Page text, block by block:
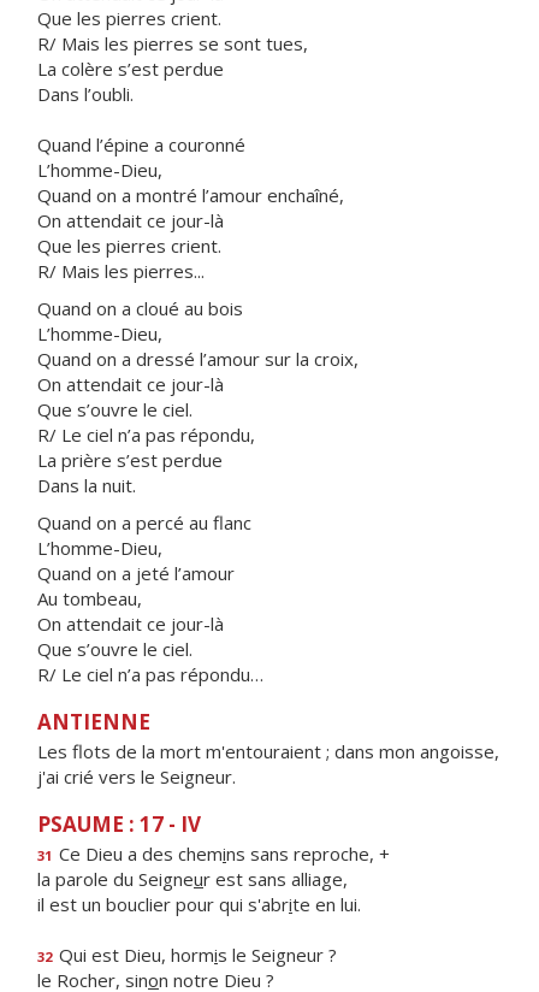
Que les pierres crient.
R/ Mais les pierres se sont tues,
La colère s’est perdue
Dans l’oubli.
Quand l’épine a couronné
L’homme-Dieu,
Quand on a montré l’amour enchaîné,
On attendait ce jour-là
Que les pierres crient.
R/ Mais les pierres...
Quand on a cloué au bois
L’homme-Dieu,
Quand on a dressé l’amour sur la croix,
On attendait ce jour-là
Que s’ouvre le ciel.
R/ Le ciel n’a pas répondu,
La prière s’est perdue
Dans la nuit.
Quand on a percé au flanc
L’homme-Dieu,
Quand on a jeté l’amour
Au tombeau,
On attendait ce jour-là
Que s’ouvre le ciel.
R/ Le ciel n’a pas répondu…
ANTIENNE
Les flots de la mort m'entouraient ; dans mon angoisse,
j'ai crié vers le Seigneur.
PSAUME : 17 - IV
31 Ce Dieu a des chemins sans reproche, +
la parole du Seigneur est sans alliage,
il est un bouclier pour qui s'abrite en lui.
32 Qui est Dieu, hormis le Seigneur ?
le Rocher, sinon notre Dieu ?